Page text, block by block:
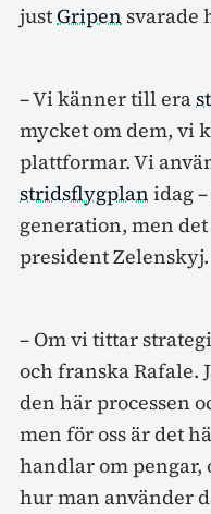
justGripen svarade
– Vi känner till era
mycket om dem, vi
plattformar. Vi
stridsflygplan idag
generation, men
president Zelenskyj.
– Om vi tittar
och franska Rafale.
den här processen
men för oss är det
handlar om pengar,
hur man använder